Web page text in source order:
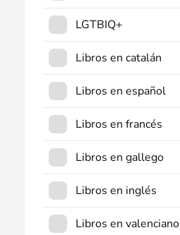
LGTBIQ+
Libros en catalán
Libros en español
Libros en francés
Libros en gallego
Libros en inglés
Libros en valenciano